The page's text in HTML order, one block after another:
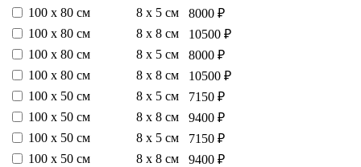
100 х 80 см
8 х 5 см
8000 ₽
100 х 80 см
8 х 8 см
10500 ₽
100 х 80 см
8 х 5 см
8000 ₽
100 х 80 см
8 х 8 см
10500 ₽
100 х 50 см
8 х 5 см
7150 ₽
100 х 50 см
8 х 8 см
9400 ₽
100 х 50 см
8 х 5 см
7150 ₽
100 х 50 см
8 х 8 см
9400 ₽